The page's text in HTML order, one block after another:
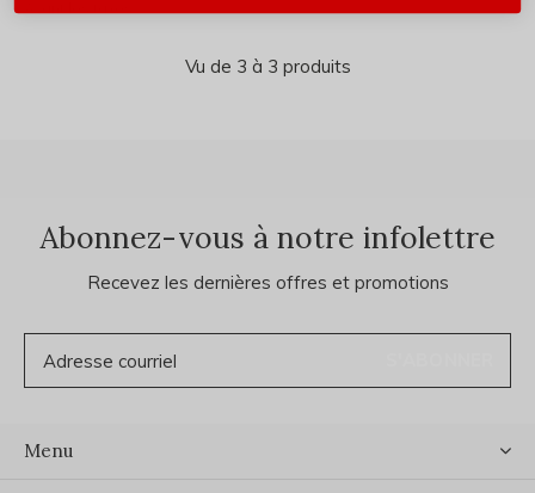
Vu de 3 à 3 produits
Abonnez-vous à notre infolettre
Recevez les dernières offres et promotions
Menu